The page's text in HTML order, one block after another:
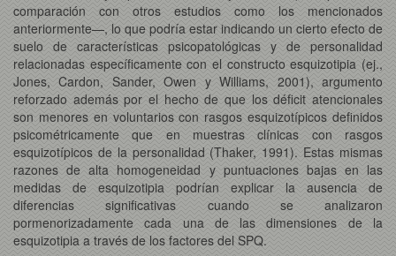
comparación con otros estudios como los mencionados
anteriormente—, lo que podría estar indicando un cierto efecto de
suelo de características psicopatológicas y de personalidad
relacionadas específicamente con el constructo esquizotipia (ej.,
Jones, Cardon, Sander, Owen y Williams, 2001), argumento
reforzado además por el hecho de que los déficit atencionales
son menores en voluntarios con rasgos esquizotípicos definidos
psicométricamente que en muestras clínicas con rasgos
esquizotípicos de la personalidad (Thaker, 1991). Estas mismas
razones de alta homogeneidad y puntuaciones bajas en las
medidas de esquizotipia podrían explicar la ausencia de
diferencias significativas cuando se analizaron
pormenorizadamente cada una de las dimensiones de la
esquizotipia a través de los factores del SPQ.